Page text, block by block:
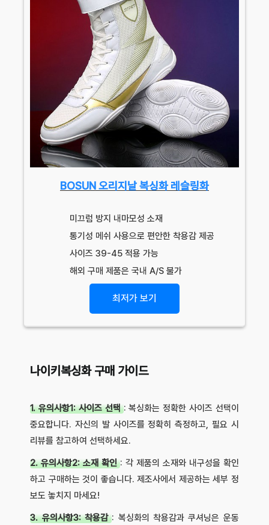
BOSUN 오리지날 복싱화 레슬링화
미끄럼 방지 내마모성 소재
통기성 메쉬 사용으로 편안한 착용감 제공
사이즈 39-45 적용 가능
해외 구매 제품은 국내 A/S 불가
최저가 보기
나이키복싱화 구매 가이드
1. 유의사항1: 사이즈 선택: 복싱화는 정확한 사이즈 선택이
중요합니다. 자신의 발 사이즈를 정확히 측정하고, 필요 시
리뷰를 참고하여 선택하세요.
2. 유의사항2: 소재 확인: 각 제품의 소재와 내구성을 확인
하고 구매하는 것이 좋습니다. 제조사에서 제공하는 세부 정
보도 놓치지 마세요!
3. 유의사항3: 착용감: 복싱화의 착용감과 쿠셔닝은 운동